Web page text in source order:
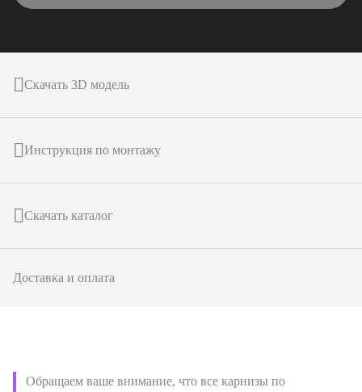
Скачать 3D модель
Инструкция по монтажу
Скачать каталог
Доставка и оплата
Обращаем ваше внимание, что все карнизы по